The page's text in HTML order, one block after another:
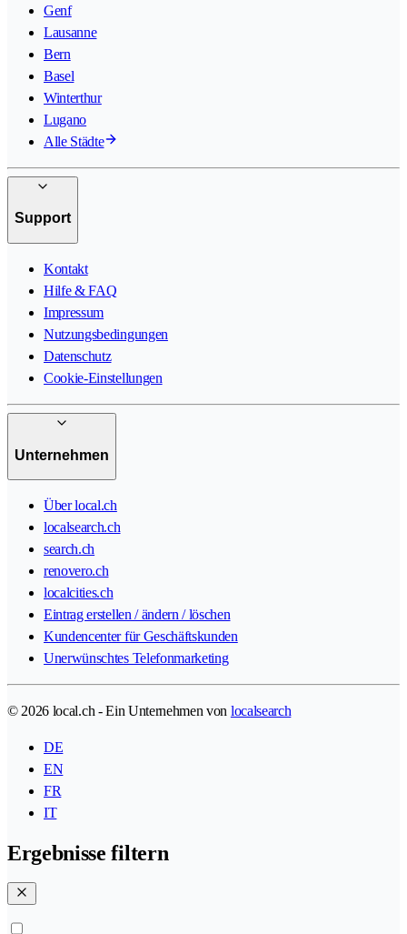
Genf
Lausanne
Bern
Basel
Winterthur
Lugano
Alle Städte
Support
Kontakt
Hilfe & FAQ
Impressum
Nutzungsbedingungen
Datenschutz
Cookie-Einstellungen
Unternehmen
Über local.ch
localsearch.ch
search.ch
renovero.ch
localcities.ch
Eintrag erstellen / ändern / löschen
Kundencenter für Geschäftskunden
Unerwünschtes Telefonmarketing
© 2026 local.ch - Ein Unternehmen von localsearch
DE
EN
FR
IT
Ergebnisse filtern